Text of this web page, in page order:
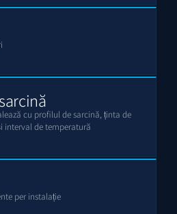
cu profilul de sarcină, ținta de
interval de temperatură
per instalație